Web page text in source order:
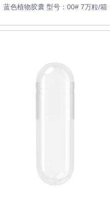
蓝色植物胶囊 型号：00# 7万粒/箱